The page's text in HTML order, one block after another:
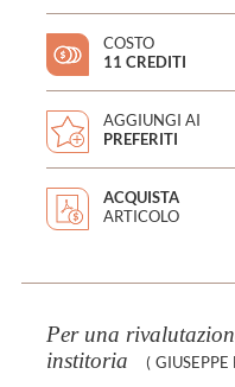
COSTO
11 CREDITI
AGGIUNGI AI
PREFERITI
ACQUISTA
ARTICOLO
Per una
institoria
( GIUSEPPE